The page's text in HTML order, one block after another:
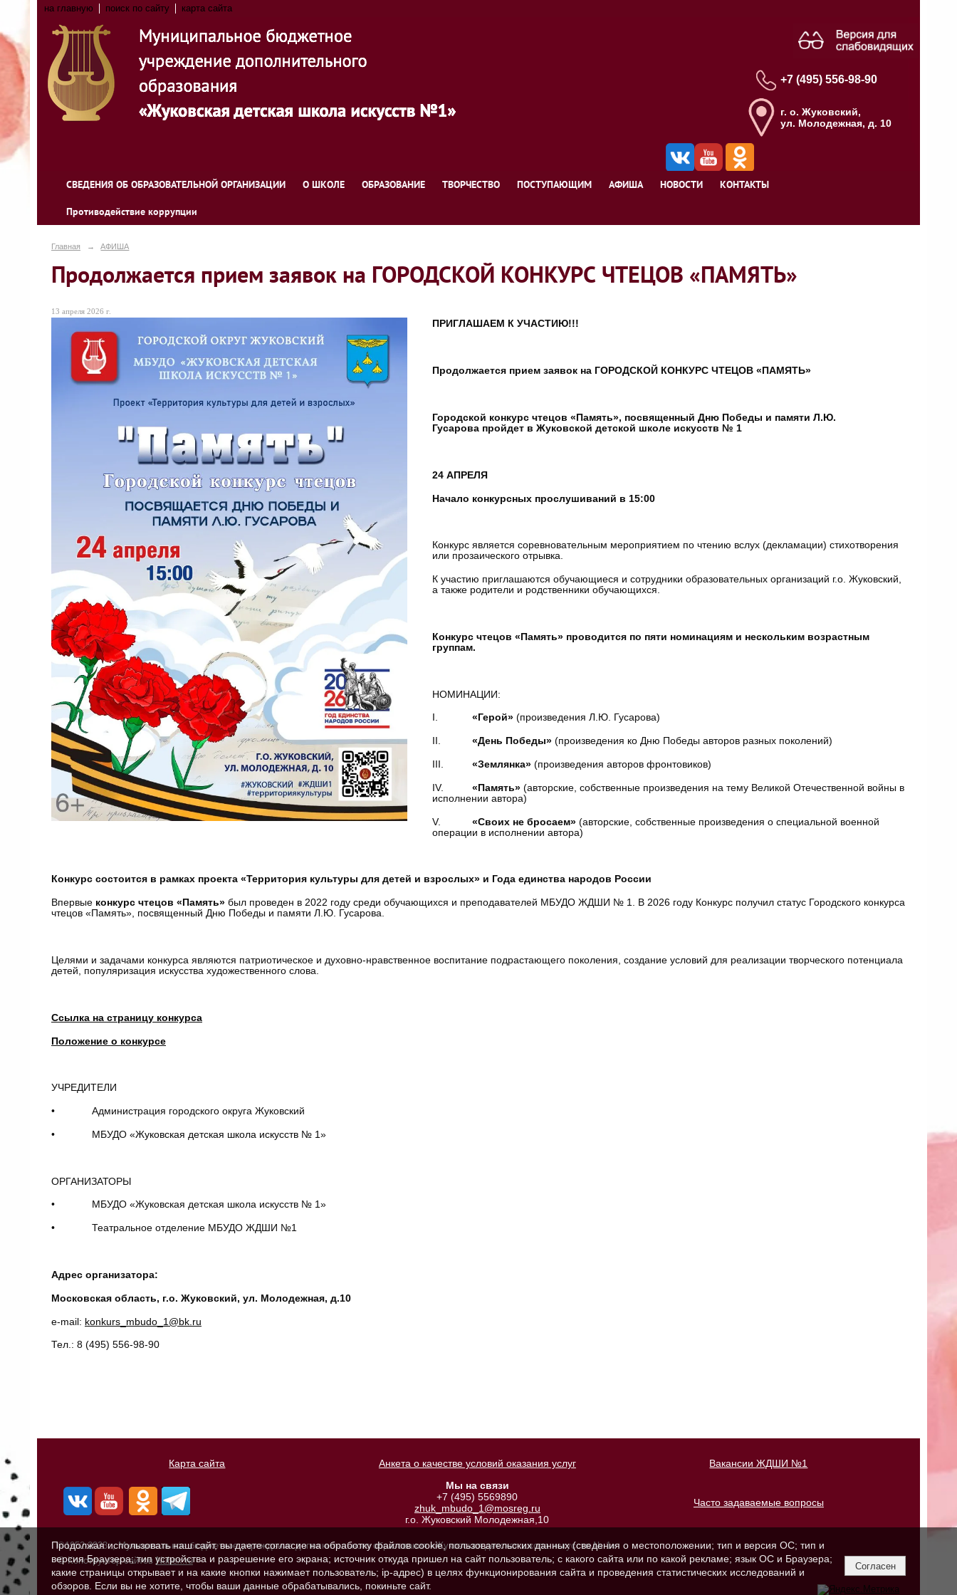
на главную поиск по сайту карта сайта
+7 (495) 556-98-90
г. о. Жуковский,
ул. Молодежная, д. 10
СВЕДЕНИЯ ОБ ОБРАЗОВАТЕЛЬНОЙ ОРГАНИЗАЦИИ О ШКОЛЕ ОБРАЗОВАНИЕ ТВОРЧЕСТВО ПОСТУПАЮЩИМ АФИША НОВОСТИ КОНТАКТЫ
Противодействие коррупции
Главная → АФИША
Продолжается прием заявок на ГОРОДСКОЙ КОНКУРС ЧТЕЦОВ «ПАМЯТЬ»
13 апреля 2026 г.
ПРИГЛАШАЕМ К УЧАСТИЮ!!!
Продолжается прием заявок на ГОРОДСКОЙ КОНКУРС ЧТЕЦОВ «ПАМЯТЬ»
Городской конкурс чтецов «Память», посвященный Дню Победы и памяти Л.Ю.
Гусарова пройдет в Жуковской детской школе искусств № 1
24 АПРЕЛЯ
Начало конкурсных прослушиваний в 15:00
Конкурс является соревновательным мероприятием по чтению вслух (декламации) стихотворения
или прозаического отрывка.
К участию приглашаются обучающиеся и сотрудники образовательных организаций г.о. Жуковский,
а также родители и родственники обучающихся.
Конкурс чтецов «Память» проводится по пяти номинациям и нескольким возрастным
группам.
НОМИНАЦИИ:
I. «Герой» (произведения Л.Ю. Гусарова)
II. «День Победы» (произведения ко Дню Победы авторов разных поколений)
III. «Землянка» (произведения авторов фронтовиков)
IV. «Память» (авторские, собственные произведения на тему Великой Отечественной войны в
исполнении автора)
V. «Своих не бросаем» (авторские, собственные произведения о специальной военной
операции в исполнении автора)
Конкурс состоится в рамках проекта «Территория культуры для детей и взрослых» и Года единства народов России
Впервые конкурс чтецов «Память» был проведен в 2022 году среди обучающихся и преподавателей МБУДО ЖДШИ № 1. В 2026 году Конкурс получил статус Городского конкурса
чтецов «Память», посвященный Дню Победы и памяти Л.Ю. Гусарова.
Целями и задачами конкурса являются патриотическое и духовно-нравственное воспитание подрастающего поколения, создание условий для реализации творческого потенциала
детей, популяризация искусства художественного слова.
Ссылка на страницу конкурса
Положение о конкурсе
УЧРЕДИТЕЛИ
• Администрация городского округа Жуковский
• МБУДО «Жуковская детская школа искусств № 1 »
ОРГАНИЗАТОРЫ
• МБУДО «Жуковская детская школа искусств № 1»
• Театральное отделение МБУДО ЖДШИ №1
Адрес организатора:
Московская область, г.о. Жуковский, ул. Молодежная, д.10
e-mail: konkurs_mbudo_1@bk.ru
Тел.: 8 (495) 556-98-90
Карта сайта Анкета о качестве условий оказания услуг
Вакансии ЖДШИ №1
Мы на связи
+7 (495) 5569890
zhuk_mbudo_1@mosreg.ru
г.о. Жуковский Молодежная,10
Часто задаваемые вопросы
©1952-2023г., Муниципальное бюджетное учреждение дополнительного образования «Жуковская детская школа искусств № 1»
© Конструктор сайтовNubex.ru
Продолжая использовать наш сайт, вы даете согласие на обработку файлов cookie, пользовательских данных (сведения о местоположении; тип и версия ОС; тип и
версия Браузера; тип устройства и разрешение его экрана; источник откуда пришел на сайт пользователь; с какого сайта или по какой рекламе; язык ОС и Браузера;
какие страницы открывает и на какие кнопки нажимает пользователь; ip-адрес) в целях функционирования сайта и проведения статистических исследований и
обзоров. Если вы не хотите, чтобы ваши данные обрабатывались, покиньте сайт.
Согласен